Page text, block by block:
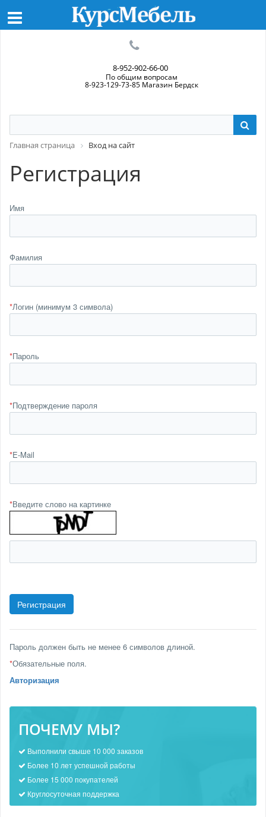
8-952-902-66-00
По общим вопросам
8-923-129-73-85 Магазин Бердск
Главная страница Вход на сайт
Регистрация
Имя
Фамилия
*Логин (минимум 3 символа)
*Пароль
*Подтверждение пароля
*E-Mail
*Введите слово на картинке
Пароль должен быть не менее 6 символов длиной.
*Обязательные поля.
Авторизация
ПОЧЕМУ МЫ?
Выполнили свыше 10 000 заказов
Более 10 лет успешной работы
Более 15 000 покупателей
Круглосуточная поддержка